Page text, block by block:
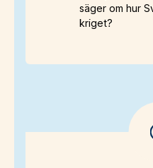
säger om hur
kriget?